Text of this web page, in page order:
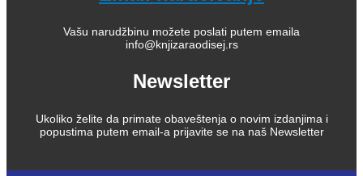
Vašu narudžbinu možete poslati putem emaila
info@knjizaraodisej.rs
Newsletter
Ukoliko želite da primate obaveštenja o novim izdanjima i
popustima putem email-a prijavite se na naš Newsletter